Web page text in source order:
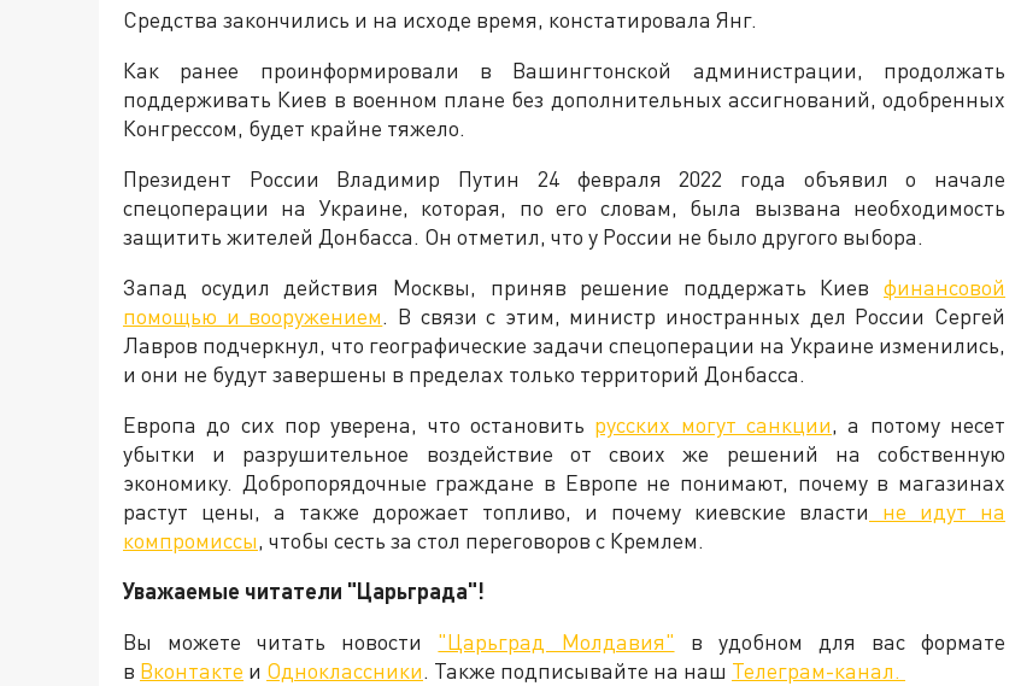
Средства закончились и на исходе время, констатировала Янг.
Как ранее проинформировали в Вашингтонской администрации, продолжать
поддерживать Киев в военном плане без дополнительных ассигнований, одобренных
Конгрессом, будет крайне тяжело.
Президент России Владимир Путин 24 февраля 2022 года объявил о начале
спецоперации на Украине, которая, по его словам, была вызвана необходимость
защитить жителей Донбасса. Он отметил, что у России не было другого выбора.
Запад осудил действия Москвы, приняв решение поддержать Киев финансовой
помощью и вооружением. В связи с этим, министр иностранных дел России Сергей
Лавров подчеркнул, что географические задачи спецоперации на Украине изменились,
и они не будут завершены в пределах только территорий Донбасса.
Европа до сих пор уверена, что остановить русских могут санкции, а потому несет
убытки и разрушительное воздействие от своих же решений на собственную
экономику. Добропорядочные граждане в Европе не понимают, почему в магазинах
растут цены, а также дорожает топливо, и почему киевские власти не идут на
компромиссы, чтобы сесть за стол переговоров с Кремлем.
Уважаемые читатели "Царьграда"!
Вы можете читать новости "Царьград Молдавия" в удобном для вас формате
в Вконтакте и Одноклассники. Также подписывайте на наш Телеграм-канал.